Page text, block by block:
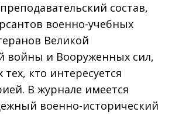
состав,
военно-учебных
Великой
войны и Вооруженных сил,
тех, кто интересуется
В журнале имеется
военно-исторический